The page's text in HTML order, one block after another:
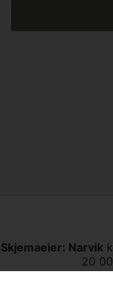
Skjemaeier: Narvik
20 00